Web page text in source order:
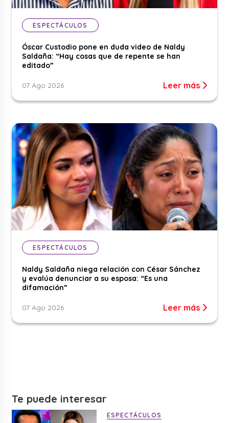
ESPECTÁCULOS
Óscar Custodio pone en duda video de Naldy
Saldaña: “Hay cosas que de repente se han
editado”
07 Ago 2026 Leer más
ESPECTÁCULOS
Naldy Saldaña niega relación con César Sánchez
y evalúa denunciar a su esposa: “Es una
difamación”
07 Ago 2026 Leer más
Te puede interesar
ESPECTÁCULOS